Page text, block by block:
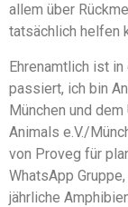
allem über
tatsächlich helfen
Ehrenamtlich ist
passiert, ich bin
München und
Animals e.V./
von Proveg für
WhatsApp
jährliche